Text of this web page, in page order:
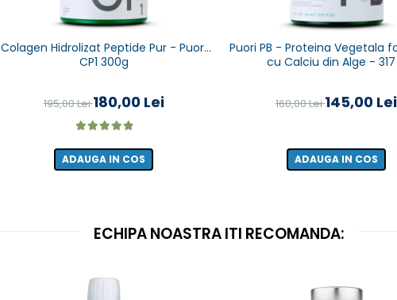
Colagen Hidrolizat Peptide Pur - Puori
CP1 300g
195,00 Lei180,00 Lei
ADAUGA IN COS
Puori PB - Proteina Vegetala
cu Calciu din Alge -
160,00 Lei145,00 Lei
ADAUGA IN COS
ECHIPA NOASTRA ITI RECOMANDA: